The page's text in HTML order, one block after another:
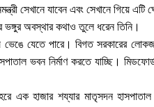
সেখানে যাবেন এবং সেখানে গিয়ে এটি
ভঙ্গুর অবস্থার কথাও তুলে ধরেন তিনি।
ভেঙে যেতে পারে। বিগত সরকারের
ভবন নির্মাণ করতে যাচ্ছি।
এক হাজার শয্যার মাতৃসদন